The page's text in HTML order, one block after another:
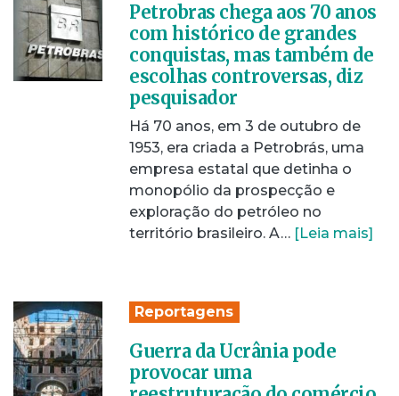
Petrobras chega aos 70 anos
com histórico de grandes
conquistas, mas também de
escolhas controversas, diz
pesquisador
Há 70 anos, em 3 de outubro de
1953, era criada a Petrobrás, uma
empresa estatal que detinha o
monopólio da prospecção e
exploração do petróleo no
território brasileiro. A… [Leia mais]
Reportagens
Guerra da Ucrânia pode
provocar uma